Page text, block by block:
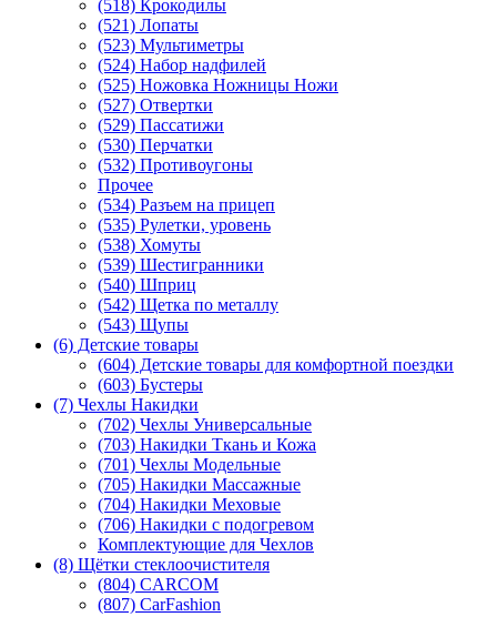
(518) Крокодилы
(521) Лопаты
(523) Мультиметры
(524) Набор надфилей
(525) Ножовка Ножницы Ножи
(527) Отвертки
(529) Пассатижи
(530) Перчатки
(532) Противоугоны
Прочее
(534) Разъем на прицеп
(535) Рулетки, уровень
(538) Хомуты
(539) Шестигранники
(540) Шприц
(542) Щетка по металлу
(543) Щупы
(6) Детские товары
(604) Детские товары для комфортной поездки
(603) Бустеры
(7) Чехлы Накидки
(702) Чехлы Универсальные
(703) Накидки Ткань и Кожа
(701) Чехлы Модельные
(705) Накидки Массажные
(704) Накидки Меховые
(706) Накидки с подогревом
Комплектующие для Чехлов
(8) Щётки стеклоочистителя
(804) CARCOM
(807) CarFashion